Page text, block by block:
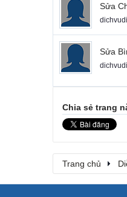
Sửa
Sửa
Chia sẻ trang
Trang chủ